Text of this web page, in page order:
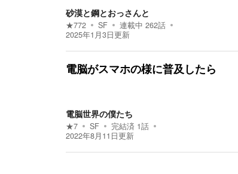
砂漠と鋼とおっさんと
★772 SF 連載中 262話
2025年1月3日更新
電脳がスマホの様に普及したら
電脳世界の僕たち
★7 SF 完結済 1話
2022年8月11日更新